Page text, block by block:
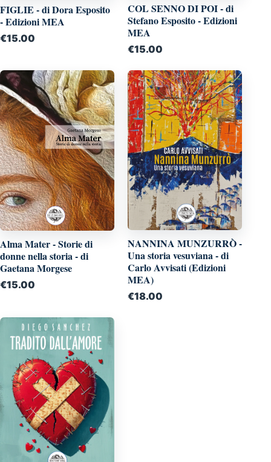
FIGLIE - di Dora Esposito
- Edizioni MEA
€15.00
COL SENNO DI POI - di
Stefano Esposito - Edizioni
MEA
€15.00
Alma Mater - Storie di
donne nella storia - di
Gaetana Morgese
€15.00
NANNINA MUNZURRÒ -
Una storia vesuviana - di
Carlo Avvisati (Edizioni
MEA)
€18.00